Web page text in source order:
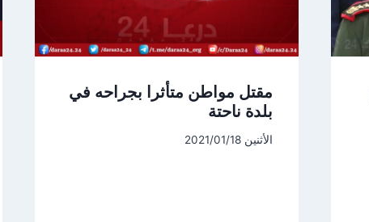
مقتل مواطن متأثرا بجراحه في
بلدة ناحتة
الأثنين 2021/01/18